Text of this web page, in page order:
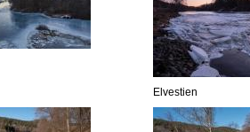
Elvestien